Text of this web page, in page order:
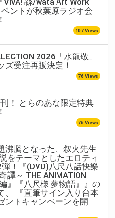
VivA! 緜/wata Art Work
ントが秋葉原ラジオ会
107 Views
2026「水龍敬」
ズ受注再販決定！
76 Views
！ とらのあな限定特典
76 Views
沸騰となった、叙火先生
をテーマとしたエロティ
！『(DVD)八尺八話快樂
譚～ THE ANIMATION
』『八尺様 夢物語』』の
、 『直筆サイン入り台本
ントキャンペーンを開